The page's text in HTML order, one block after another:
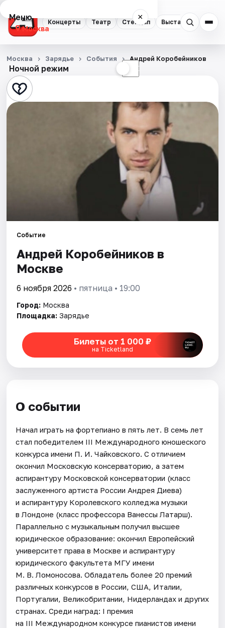
Концерты Театр Стендап Выставки
Меню ×
Москва
Концерты
Театр
Стендап
Города
Площадки
Рейтинги
Ночной режим ☾
Москва Зарядье События Андрей Коробейников
Событие
Андрей Коробейников в
Москве
6 ноября 2026 • пятница • 19:00
Город: Москва
Площадка: Зарядье
Билеты от 1 000 ₽
на Ticketland
О событии
Начал играть на фортепиано в пять лет. В семь лет
стал победителем III Международного юношеского
конкурса имени П. И. Чайковского. С отличием
окончил Московскую консерваторию, а затем
аспирантуру Московской консерватории (класс
заслуженного артиста России Андрея Диева)
и аспирантуру Королевского колледжа музыки
в Лондоне (класс профессора Ванессы Латарш).
Параллельно с музыкальным получил высшее
юридическое образование: окончил Европейский
университет права в Москве и аспирантуру
юридического факультета МГУ имени
М. В. Ломоносова. Обладатель более 20 премий
различных конкурсов в России, США, Италии,
Португалии, Великобритании, Нидерландах и других
странах. Среди наград: I премия
на III Международном конкурсе пианистов имени